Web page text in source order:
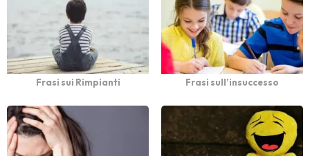
Frasi sui Rimpianti Frasi sull’insuccesso